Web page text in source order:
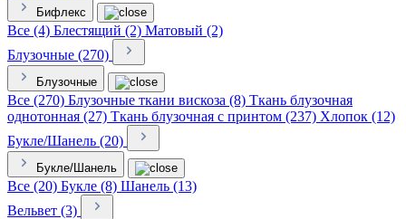
Бифлекс
Все (4) Блестящий (2) Матовый (2)
Блузочные (270)
Блузочные
Все (270) Блузочные ткани вискоза (8) Ткань блузочная
однотонная (27) Ткань блузочная с принтом (237) Хлопок (12)
Букле/Шанель (20)
Букле/Шанель
Все (20) Букле (8) Шанель (13)
Вельвет (3)